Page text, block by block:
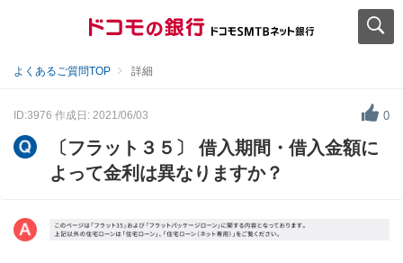
よくあるご質問TOP 詳細
ID:3976 作成日: 2021/06/03 0
〔フラット３５〕 借入期間・借入金額に
よって金利は異なりますか？